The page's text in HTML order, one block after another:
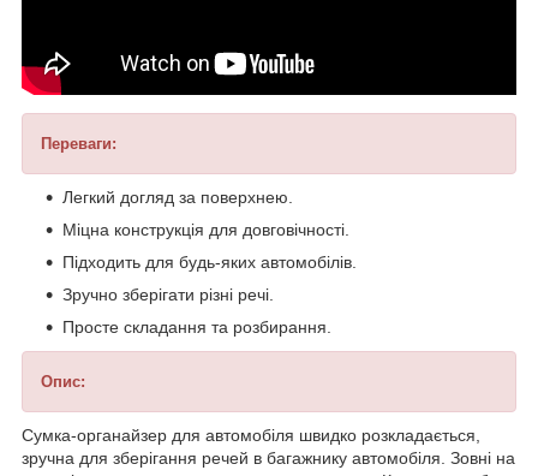
Переваги:
Легкий догляд за поверхнею.
Міцна конструкція для довговічності.
Підходить для будь-яких автомобілів.
Зручно зберігати різні речі.
Просте складання та розбирання.
Опис:
Сумка-органайзер для автомобіля швидко розкладається,
зручна для зберігання речей в багажнику автомобіля. Зовні на